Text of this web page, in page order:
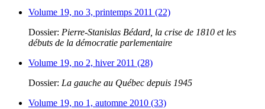
Volume 19, no 3, printemps 2011 (22)
Dossier: Pierre-Stanislas Bédard, la crise de 1810 et les
débuts de la démocratie parlementaire
Volume 19, no 2, hiver 2011 (28)
Dossier: La gauche au Québec depuis 1945
Volume 19, no 1, automne 2010 (33)